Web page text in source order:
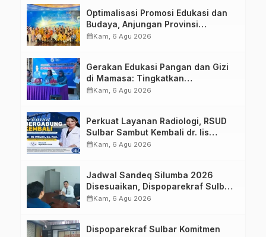
Optimalisasi Promosi Edukasi dan
Budaya, Anjungan Provinsi
Sulawesi Barat Perkuat Kolaborasi
calendar_monthKam, 6 Agu 2026
Gerakan Edukasi Pangan dan Gizi
di Mamasa: Tingkatkan
Pengetahuan dan Keterampilan
calendar_monthKam, 6 Agu 2026
Perkuat Layanan Radiologi, RSUD
Sulbar Sambut Kembali dr. Iis
Imelda, Sp.Rad
calendar_monthKam, 6 Agu 2026
Jadwal Sandeq Silumba 2026
Disesuaikan, Dispoparekraf Sulbar
Pastikan Persiapan Tetap
calendar_monthKam, 6 Agu 2026
Dispoparekraf Sulbar Komitmen